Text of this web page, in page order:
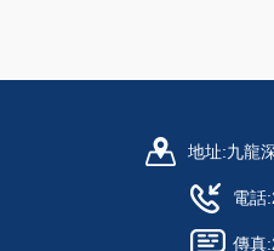
地址:九龍
電話:
傳真: